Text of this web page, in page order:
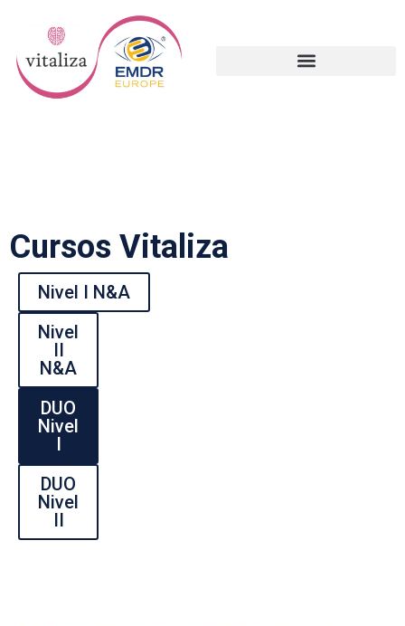
Cursos Vitaliza
Nivel I N&A
Nivel
II
N&A
DUO
Nivel
I
DUO
Nivel
II